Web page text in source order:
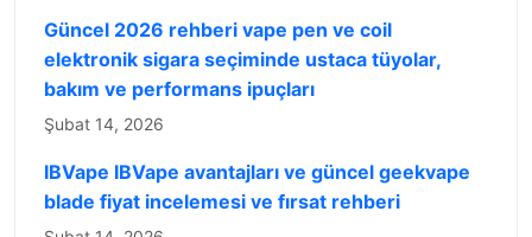
Güncel 2026 rehberi vape pen ve coil
elektronik sigara seçiminde ustaca tüyolar,
bakım ve performans ipuçları
Şubat 14, 2026
IBVape IBVape avantajları ve güncel geekvape
blade fiyat incelemesi ve fırsat rehberi